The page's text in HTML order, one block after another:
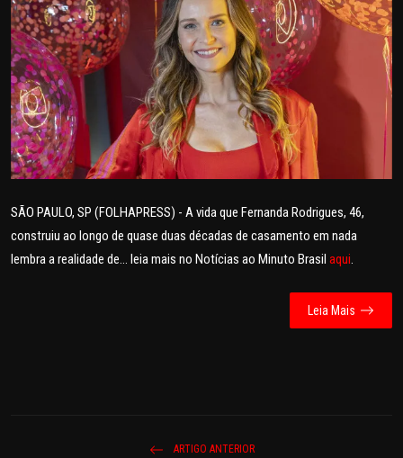
POLICIAL
POLÍTICA
SAÚDE
ESPORTES
AO VIVO
SÃO PAULO, SP (FOLHAPRESS) - A vida que Fernanda Rodrigues, 46,
construiu ao longo de quase duas décadas de casamento em nada
lembra a realidade de... leia mais no Notícias ao Minuto Brasil aqui.
Leia Mais
ARTIGO ANTERIOR